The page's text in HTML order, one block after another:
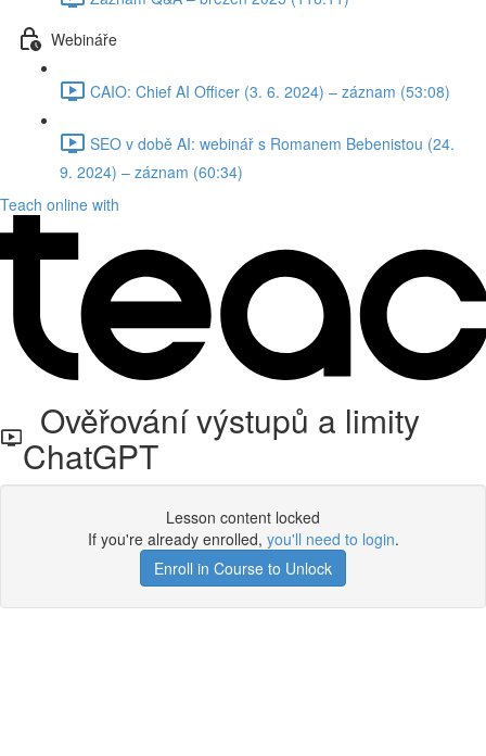
Webináře
CAIO: Chief AI Officer (3. 6. 2024) – záznam (53:08)
SEO v době AI: webinář s Romanem Bebenistou (24.
9. 2024) – záznam (60:34)
Teach online with
Ověřování výstupů a limity
ChatGPT
Lesson content locked
If you're already enrolled, you'll need to login.
Enroll in Course to Unlock